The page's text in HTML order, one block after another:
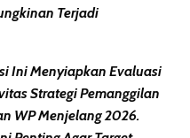
Terjadi
Ini Menyiapkan Evaluasi
Strategi Pemanggilan
WP Menjelang 2026.